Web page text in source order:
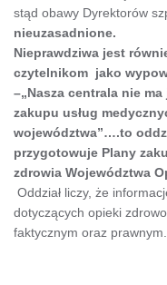
stąd obawy Dyrektorów
nieuzasadnione.
Nieprawdziwa jest
czytelnikom jako
–„Nasza centrala nie
zakupu usług
województwa”….to
przygotowuje Plany
zdrowia Województwa
Oddział liczy, że
dotyczących opieki
faktycznym oraz prawnym.